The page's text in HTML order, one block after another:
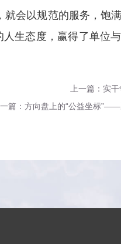
会以规范的服务，饱
生态度，赢得了单位
上一篇：实
篇：方向盘上的“公益坐标